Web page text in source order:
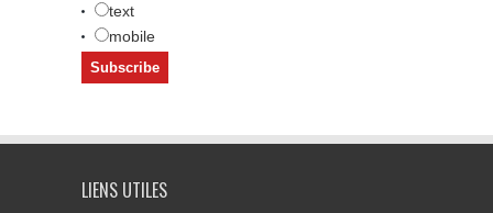
text
mobile
LIENS UTILES